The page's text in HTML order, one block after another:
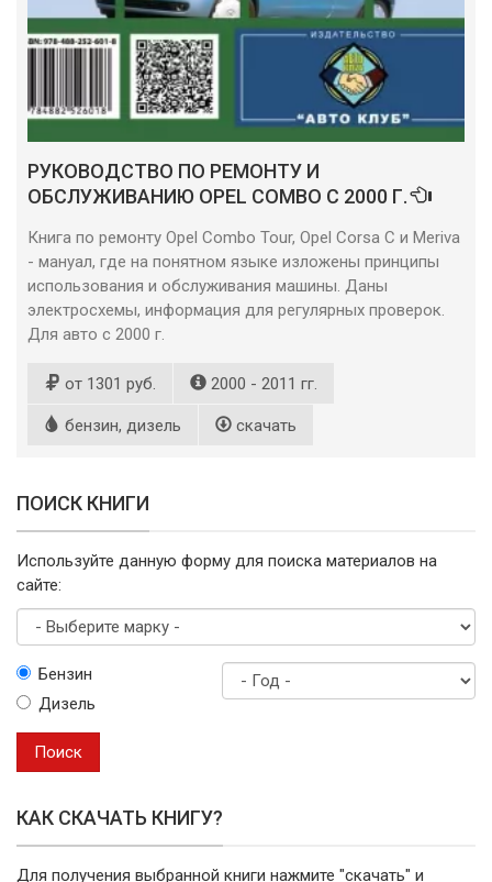
РУКОВОДСТВО ПО РЕМОНТУ И
ОБСЛУЖИВАНИЮ OPEL COMBO С 2000 Г.
Книга по ремонту Opel Combo Tour, Opel Corsa C и Meriva
- мануал, где на понятном языке изложены принципы
использования и обслуживания машины. Даны
электросхемы, информация для регулярных проверок.
Для авто с 2000 г.
от 1301 руб. 2000 - 2011 гг.
бензин, дизель скачать
ПОИСК КНИГИ
Используйте данную форму для поиска материалов на
сайте:
маркуБензин
Дизель
Поиск
КАК СКАЧАТЬ КНИГУ?
Для получения выбранной книги нажмите "скачать" и